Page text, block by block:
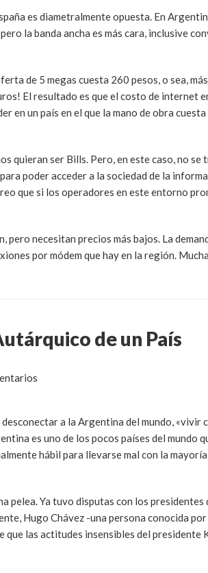
es diametralmente opuesta. En
la banda ancha es más cara, inclusive
de 5 megas cuesta 260 pesos, o sea,
El resultado es que el costo de internet
en un país en el que la mano de obra
quieran ser Bills. Pero, en este caso, no se
poder acceder a la sociedad de la
que si los operadores en este entorno
necesitan precios más bajos. La
por módem que hay en la región.
de un País
a la Argentina del mundo, «vivir
es uno de los pocos países del mundo
hábil para llevarse mal con la
pelea. Ya tuvo disputas con los presidentes
Hugo Chávez -una persona conocida
que las actitudes insensibles del presidente